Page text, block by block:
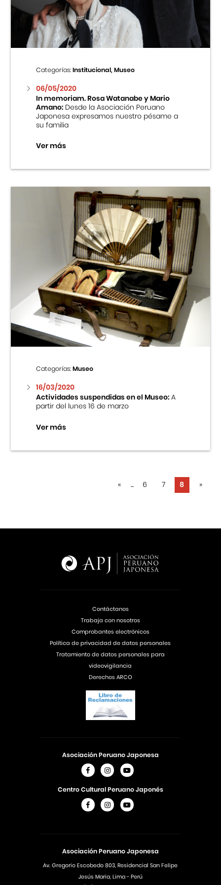
Centro Cultural Peruano Japonés
Cursos
Museo de la Inmigración Japonesa
Fondo Editorial
Teatro Peruano Japonés
Categorías:Institucional, Museo
06/05/2020
In memoriam. Rosa Watanabe y Mario
Amano:Desde la Asociación Peruano
Japonesa expresamos nuestro pésame a
su familia
Ver más
Categorías:Museo
16/03/2020
Actividades suspendidas en el Museo:A
partir del lunes 16 de marzo
Ver más
« ... 6 7 8 »
Asociación Peruano Japonesa
Av. Gregorio Escobedo 803, Residencial San Felipe
Jesús Maria, Lima - Perú
Asociación Peruano Japonesa
Centro Cultural Peruano Japonés
Contáctanos
Trabaja con nosotros
Comprobantes electrónicos
Política de privacidad de datos personales
Tratamiento de datos personales para
videovigilancia
Derechos ARCO